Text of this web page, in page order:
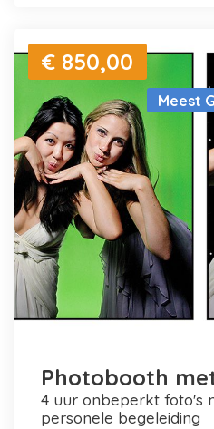
Meest
€ 850,00
Photobooth
4 uur onbeperkt foto's maken en printen +
personele begeleiding